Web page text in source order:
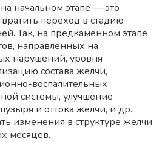
начальном этапе — это
переход в стадию
Так, на предкаменном этапе
направленных на
нарушений, уровня
состава желчи,
воспалительных
системы, улучшение
и оттока желчи, и др.,
изменения в структуре желчи
месяцев.